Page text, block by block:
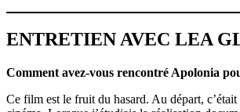
ENTRETIEN AVEC LEA
Comment avez-vous rencontré Apolonia
Ce film est le fruit du hasard. Au départ, c’était